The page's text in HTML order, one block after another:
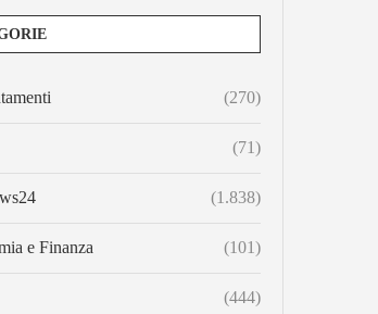
(270)
(71)
(1.838)
e Finanza (101)
(444)